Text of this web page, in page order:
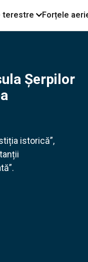
terestre Forțele
Șerpilor
istorică”,